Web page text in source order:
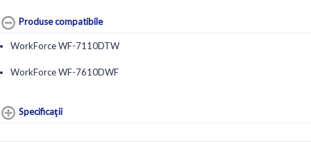
Produse compatibile
WorkForce WF-7110DTW
WorkForce WF-7610DWF
Specificaţii